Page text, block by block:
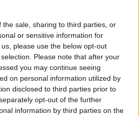
the sale, sharing to third parties, or
or sensitive information for
please use the below opt-out
Please note that after your
you may continue seeing
on personal information utilized by
disclosed to third parties prior to
opt-out of the further
information by third parties on the
09 Αυγ.)